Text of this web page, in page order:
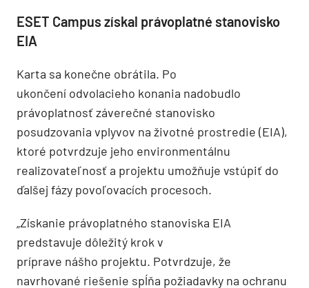
ESET Campus získal právoplatné stanovisko
EIA
Karta sa konečne obrátila. Po
ukončení odvolacieho konania nadobudlo
právoplatnosť záverečné stanovisko
posudzovania vplyvov na životné prostredie (EIA),
ktoré potvrdzuje jeho environmentálnu
realizovateľnosť a projektu umožňuje vstúpiť do
ďalšej fázy povoľovacích procesoch.
„Získanie právoplatného stanoviska EIA
predstavuje dôležitý krok v
príprave nášho projektu. Potvrdzuje, že
navrhované riešenie spĺňa požiadavky na ochranu